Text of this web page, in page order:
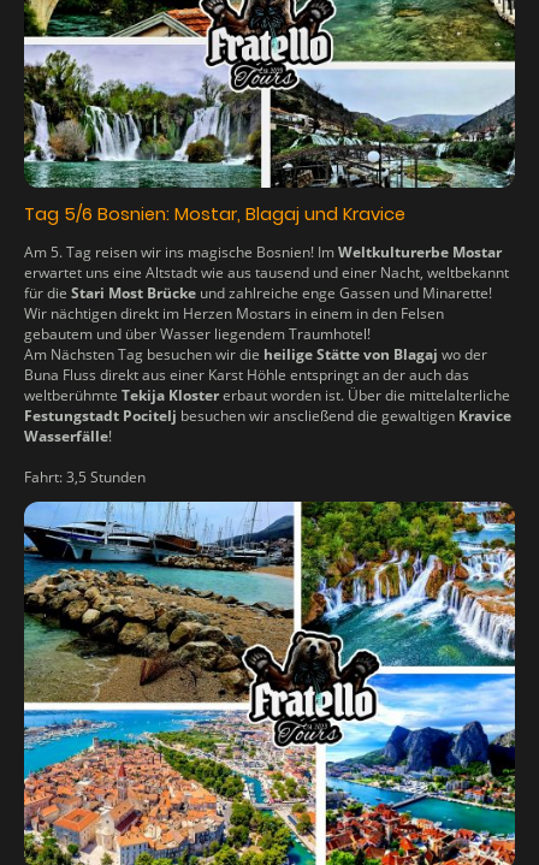
Tag 5/6 Bosnien: Mostar, Blagaj und Kravice
Am 5. Tag reisen wir ins magische Bosnien! ImWeltkulturerbe Mostar
erwartet uns eine Altstadt wie aus tausend und einer Nacht, weltbekannt
für die Stari Most Brücke und zahlreiche enge Gassen und Minarette!
Wir nächtigen direkt im Herzen Mostars in einem in den Felsen
gebautem und über Wasser liegendem Traumhotel!
Am Nächsten Tag besuchen wir die heilige Stätte von Blagaj wo der
Buna Fluss direkt aus einer Karst Höhle entspringt an der auch das
weltberühmte Tekija Klostererbaut worden ist. Über die mittelalterliche
Festungstadt Pocitelj besuchen wir anscließend die gewaltigen Kravice
Wasserfälle!
Fahrt: 3,5 Stunden